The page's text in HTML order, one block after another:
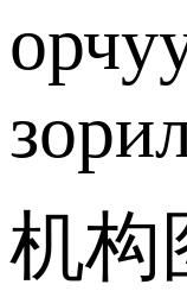
机构